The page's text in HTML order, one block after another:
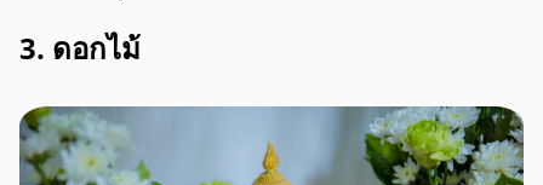
3. ดอกไม้